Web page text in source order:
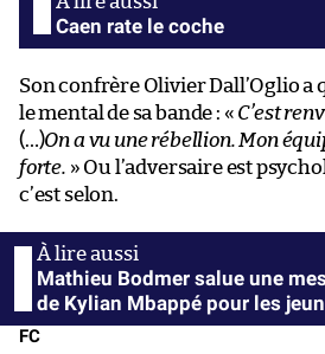
Caen rate le coche
Son confrère Olivier Dall’Oglio a
le mental de sa bande : « C’est
(…)On a vu une rébellion. Mon
forte. » Ou l’adversaire est
c’est selon.
Mathieu Bodmer salue une
de Kylian Mbappé pour les
FC